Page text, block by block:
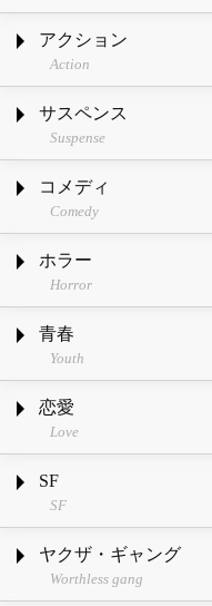
アクション
Action
サスペンス
Suspense
コメディ
Comedy
ホラー
Horror
青春
Youth
恋愛
Love
SF
SF
ヤクザ・ギャング
Worthless gang